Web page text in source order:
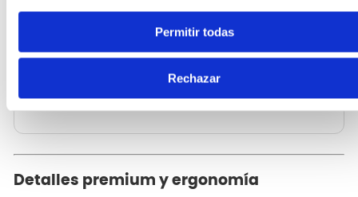
Permitir todas
Rechazar
El diapasón incorpora incrustaciones e
orientación visual durante la ejecución,
manteniendo una estética elegante y
moderna.
Detalles premium y ergonomía